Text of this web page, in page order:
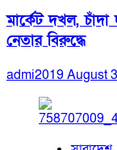
মার্কেট দখল,
নেতার বিরুদ্ধে
admi2019August